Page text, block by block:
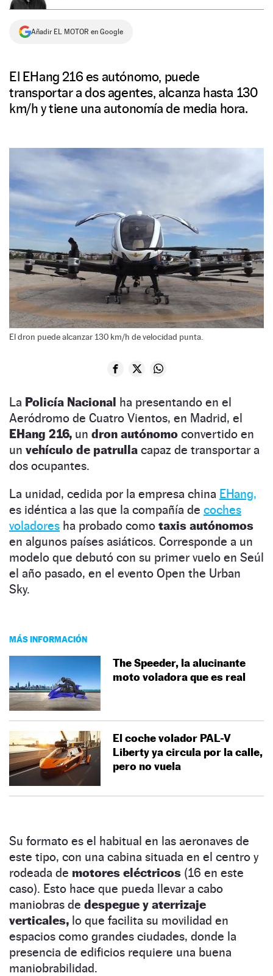
Añadir EL MOTOR en Google
El EHang 216 es autónomo, puede
transportar a dos agentes, alcanza hasta 130
km/h y tiene una autonomía de media hora.
El dron puede alcanzar 130 km/h de velocidad punta.
La Policía Nacional ha presentando en el
Aeródromo de Cuatro Vientos, en Madrid, el
EHang 216, un dron autónomo convertido en
un vehículo de patrulla capaz de transportar a
dos ocupantes.
La unidad, cedida por la empresa china EHang,
es idéntica a las que la compañía de coches
voladores ha probado como taxis autónomos
en algunos países asiáticos. Corresponde a un
modelo que debutó con su primer vuelo en Seúl
el año pasado, en el evento Open the Urban
Sky.
MÁS INFORMACIÓN
The Speeder, la alucinante
moto voladora que es real
El coche volador PAL-V
Liberty ya circula por la calle,
pero no vuela
Su formato es el habitual en las aeronaves de
este tipo, con una cabina situada en el centro y
rodeada de motores eléctricos (16 en este
caso). Esto hace que pueda llevar a cabo
maniobras de despegue y aterrizaje
verticales, lo que facilita su movilidad en
espacios como grandes ciudades, donde la
presencia de edificios requiere una buena
maniobrabilidad.